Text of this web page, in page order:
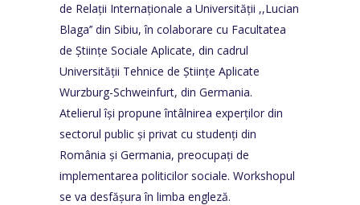
de Relații Internaționale a Universității ,,Lucian
Blaga’’ din Sibiu, în colaborare cu Facultatea
de Științe Sociale Aplicate, din cadrul
Universității Tehnice de Științe Aplicate
Wurzburg-Schweinfurt, din Germania.
Atelierul își propune întâlnirea experților din
sectorul public și privat cu studenți din
România și Germania, preocupați de
implementarea politicilor sociale. Workshopul
se va desfășura în limba engleză.